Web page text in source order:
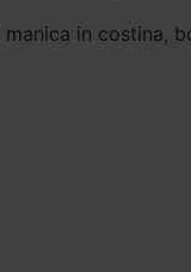
in costina,